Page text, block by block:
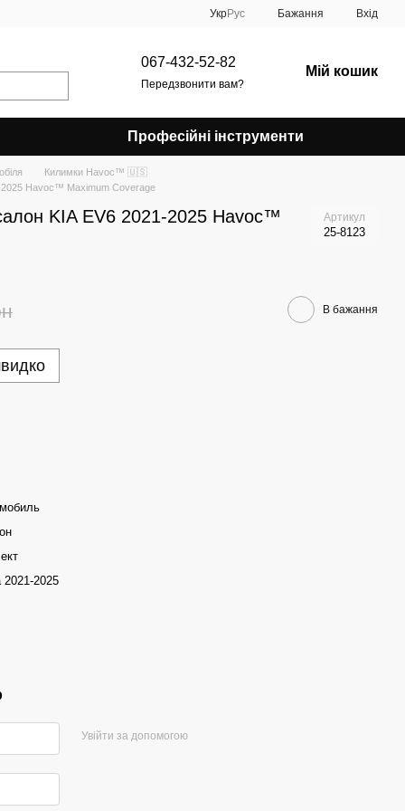
УкрРус Бажання Вхід
067-432-52-82
Передзвонити вам?
Мій кошик
Професійні інструменти
Килимки Havoc™ 🇺🇸
2025 Havoc™ Maximum Coverage
KIA EV6 2021-2025 Havoc™ Артикул
25-8123
В бажання
2025
Увійти за допомогою